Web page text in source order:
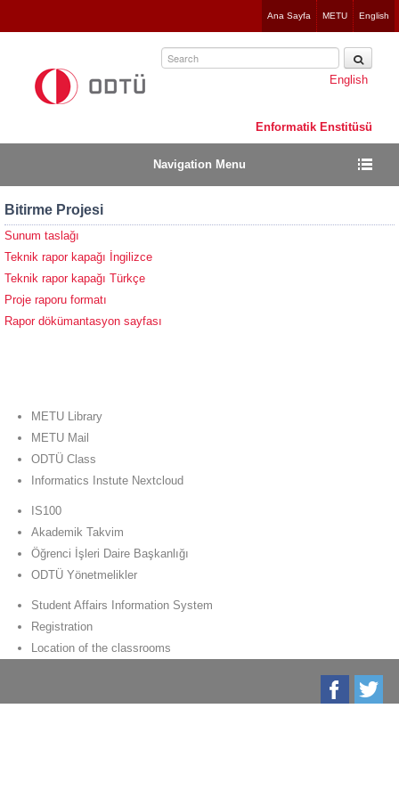
to
Ana Sayfa METU English
Enformatik Enstitüsü
Navigation Menu
Bitirme Projesi
English
Sunum taslağı
Teknik rapor kapağı İngilizce
Teknik rapor kapağı Türkçe
Proje raporu formatı
Rapor dökümantasyon sayfası
METU Library
METU Mail
ODTÜ Class
Informatics Instute Nextcloud
IS100
Akademik Takvim
Öğrenci İşleri Daire Başkanlığı
ODTÜ Yönetmelikler
Student Affairs Information System
Registration
Location of the classrooms